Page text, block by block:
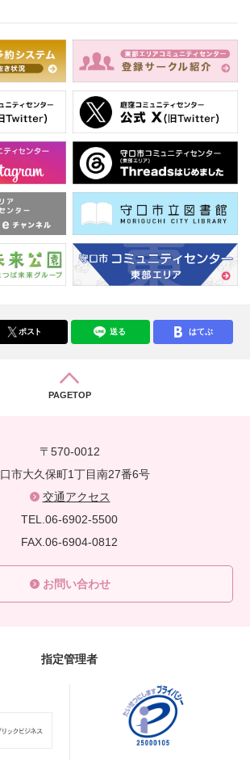
ポスト 送る はてぶ
PAGETOP
〒570-0012
市大久保町1丁目南27番6号
交通アクセス
TEL.06-6902-5500
FAX.06-6904-0812
お問い合わせ
指定管理者